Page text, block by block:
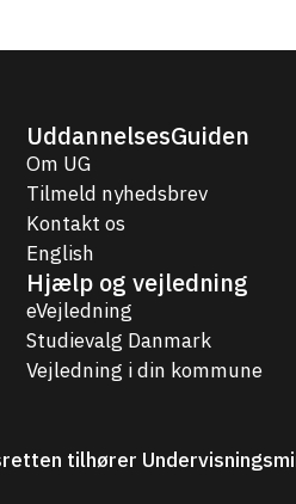
UddannelsesGuiden
Om UG
Tilmeld nyhedsbrev
Kontakt os
English
Hjælp og vejledning
eVejledning
Studievalg Danmark
Vejledning i din kommune
tilhører